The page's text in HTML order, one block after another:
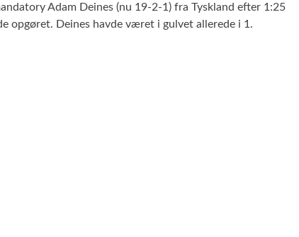
Adam Deines (nu 19-2-1) fra Tyskland efter 1:25
opgøret. Deines havde været i gulvet allerede i 1.